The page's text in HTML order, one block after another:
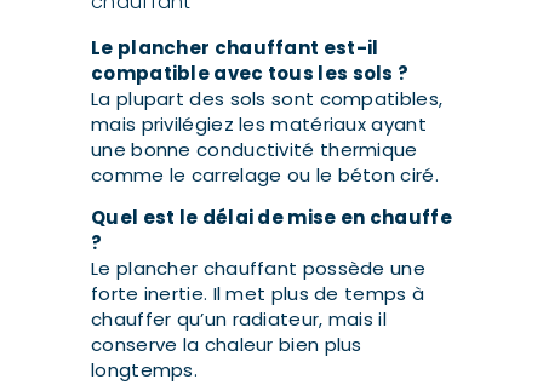
Le plancher chauffant est-il
compatible avec tous les sols ?
La plupart des sols sont compatibles,
mais privilégiez les matériaux ayant
une bonne conductivité thermique
comme le carrelage ou le béton ciré.
Quel est le délai de mise en chauffe
?
Le plancher chauffant possède une
forte inertie. Il met plus de temps à
chauffer qu’un radiateur, mais il
conserve la chaleur bien plus
longtemps.